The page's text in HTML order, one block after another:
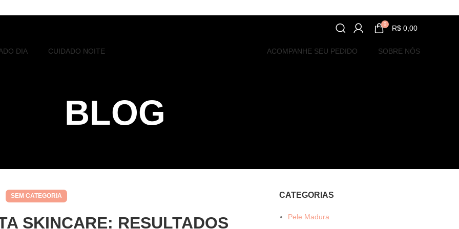
0 R$ 0,00
DIA CUIDADO NOITE ACOMPANHE SEU PEDIDO SOBRE NÓS
BLOG
SEM CATEGORIA
SKINCARE: RESULTADOS
CATEGORIAS
Pele Madura